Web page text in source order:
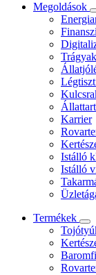
Megoldások
Karrier
Istálló
Istálló
Termékek